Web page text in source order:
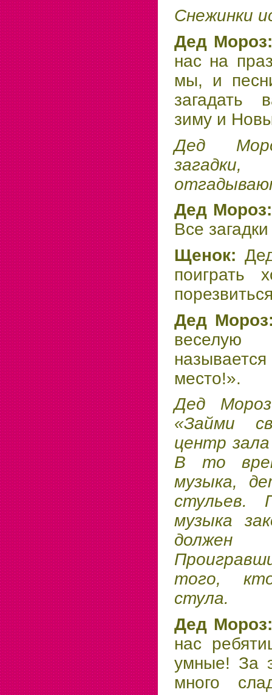
Снежинки
Дед
нас на
мы, и
загадать
зиму и
Дед
Дед
Все
Щенок:
поиграть
Дед
веселую
место!».
Дед
«Займи
центр
В то
музыка,
стульев.
музыка
должен
того,
стула.
Дед
нас
умные! За
много